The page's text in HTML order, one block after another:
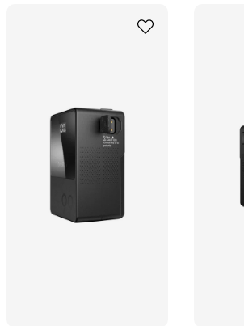
Ja, ni får publicera min fråga